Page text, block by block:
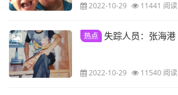
2022-10-29 11441 阅读
热点 失踪人员：张海港
2022-10-29 11540 阅读